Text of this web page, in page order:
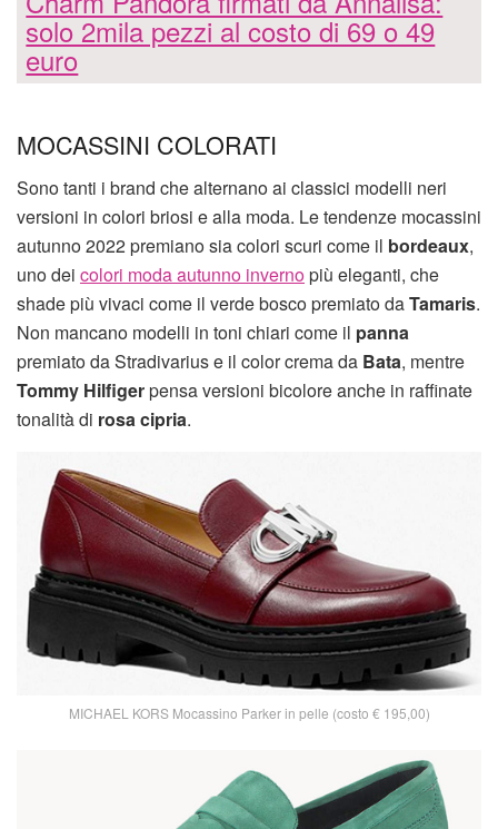
solo 2mila pezzi al costo di 69 o 49
euro
MOCASSINI COLORATI
Sono tanti i brand che alternano ai classici modelli neri
versioni in colori briosi e alla moda. Le tendenze mocassini
autunno 2022 premiano sia colori scuri come il bordeaux,
uno dei colori moda autunno invernopiù eleganti, che
shade più vivaci come il verde bosco premiato daTamaris.
Non mancano modelli in toni chiari come il panna
premiato da Stradivarius e il color crema da Bata, mentre
Tommy Hilfigerpensa versioni bicolore anche in raffinate
tonalità di rosa cipria.
MICHAEL KORS Mocassino Parker in pelle (costo € 195,00)